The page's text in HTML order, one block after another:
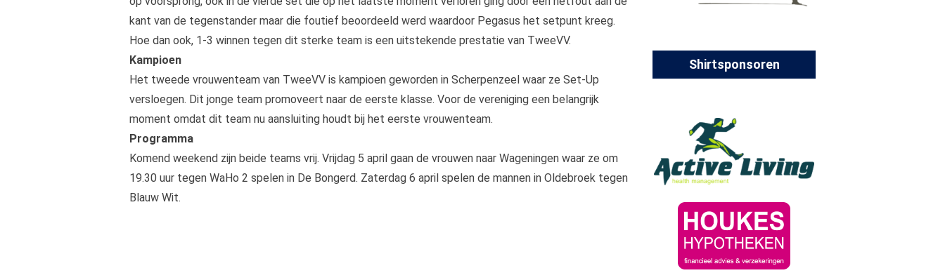
kant van de tegenstander maar die foutief beoordeeld werd waardoor Pegasus het setpunt kreeg.
Hoe dan ook, 1-3 winnen tegen dit sterke team is een uitstekende prestatie van TweeVV.
Kampioen
Het tweede vrouwenteam van TweeVV is kampioen geworden in Scherpenzeel waar ze Set-Up
versloegen. Dit jonge team promoveert naar de eerste klasse. Voor de vereniging een belangrijk
moment omdat dit team nu aansluiting houdt bij het eerste vrouwenteam.
Programma
Komend weekend zijn beide teams vrij. Vrijdag 5 april gaan de vrouwen naar Wageningen waar ze om
19.30 uur tegen WaHo 2 spelen in De Bongerd. Zaterdag 6 april spelen de mannen in Oldebroek tegen
Blauw Wit.
Shirtsponsoren